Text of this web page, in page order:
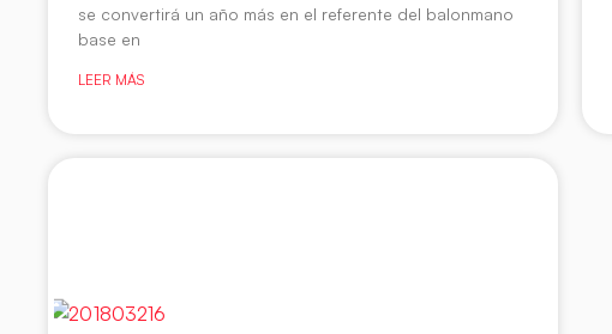
se convertirá un año más en el referente del balonmano
base en
LEER MÁS